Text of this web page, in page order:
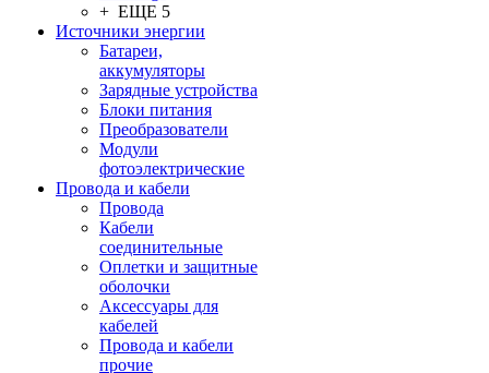
+ ЕЩЕ 5
Источники энергии
Батареи,
аккумуляторы
Зарядные устройства
Блоки питания
Преобразователи
Модули
фотоэлектрические
Провода и кабели
Провода
Кабели
соединительные
Оплетки и защитные
оболочки
Аксессуары для
кабелей
Провода и кабели
прочие